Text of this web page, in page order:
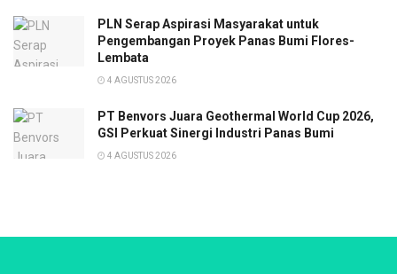
PLN Serap Aspirasi Masyarakat untuk
Pengembangan Proyek Panas Bumi Flores-
Lembata
4 AGUSTUS 2026
PT Benvors Juara Geothermal World Cup 2026,
GSI Perkuat Sinergi Industri Panas Bumi
4 AGUSTUS 2026